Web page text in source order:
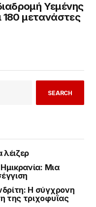
Υεμένης
180 μετανάστες
SEARCH
λέιζερ
Μια
Η σύγχρονη
της τριχοφυΐας